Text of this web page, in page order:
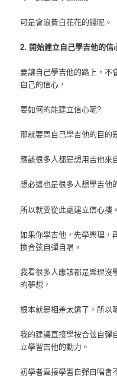
可是會浪費白花花的錢呢。
2. 開始建立自己學吉他的信
要讓自己學吉他的路上，不
自己的信心，
要如何的能建立信心呢?
那就要問自己學吉他的目的
應該很多人都是想用吉他來
想必這也是很多人想學吉他
所以就要從此處建立信心摟。
如果你學吉他，先學樂理，
換合弦自彈自唱。
我看很多人應該都是樂理沒
的夢想，
根本就是相差太遠了，所以
我的建議直接學按合弦自彈
立學習吉他的動力。
初學者直接學習自彈自唱會